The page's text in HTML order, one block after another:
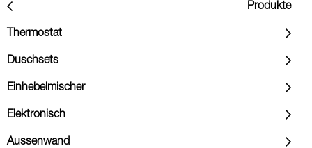
Produkte
Thermostat
Duschsets
Einhebelmischer
Elektronisch
Aussenwand